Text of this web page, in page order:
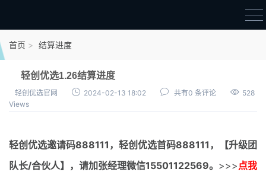
结算进度
团队长扶持
充场项目报价
首页 结算进度
轻创优选1.26结算进度
轻创优选官网 2024-02-13 18:02 共有0 条评论
528
Views
轻创优选邀请码888111， 轻创优选首码888111，【升级团
队长/合伙人】，请加张经理微信15501122569。 >>>点我